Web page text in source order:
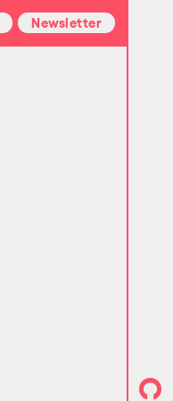
Newsletter